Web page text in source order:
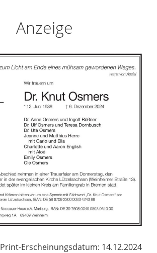
Anzeige
Print-Erscheinungsdatum: 14.12.2024